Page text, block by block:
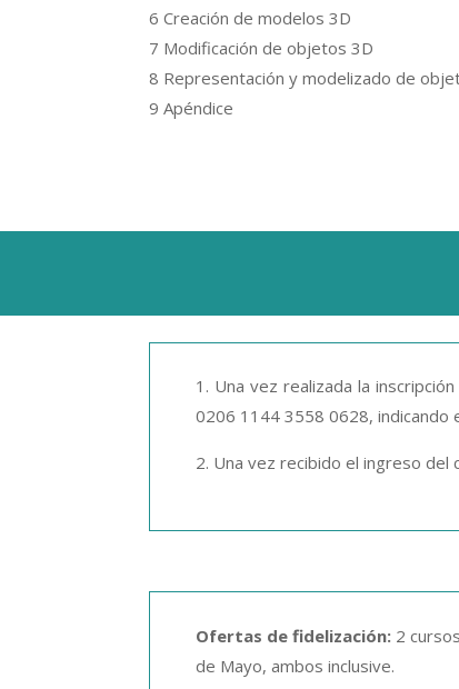
6 Creación de modelos 3D
7 Modificación de objetos 3D
8 Representación y modelizado de
9 Apéndice
1. Una vez realizada la
0206 1144 3558 0628, indicando
2. Una vez recibido el ingreso
Ofertas de fidelización:2
de Mayo, ambos inclusive.